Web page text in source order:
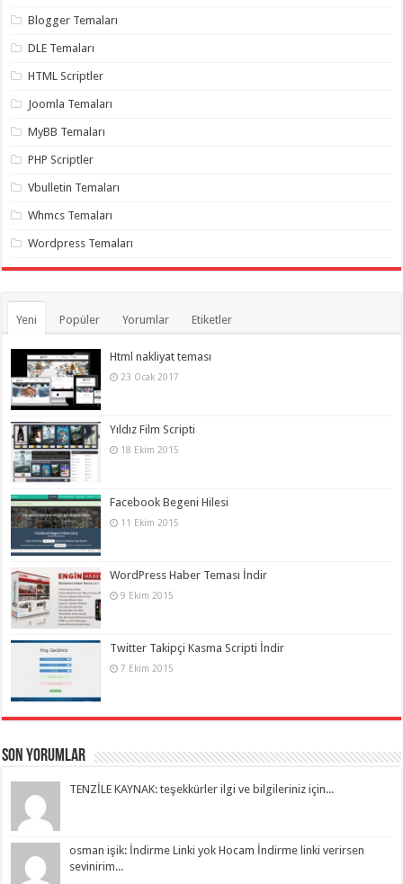
evden
taşımacılık,
gaziantep
organizasyon
gaziantep
organizasyon,
gaziantep
organizasyon
gaziantep
gaziantep
gaziantep
gaziantep
twitter
hilesi,
takipçi
hilesi
instagram
hilesi,
Blogger Temaları
DLE Temaları
HTML Scriptler
Joomla Temaları
MyBB Temaları
PHP Scriptler
Vbulletin Temaları
Whmcs Temaları
Wordpress Temaları
Yeni Popüler Yorumlar Etiketler
Html nakliyat teması
23 Ocak 2017
Yıldız Film Scripti
18 Ekim 2015
Facebook Begeni Hilesi
11 Ekim 2015
WordPress Haber Teması İndir
9 Ekim 2015
Twitter Takipçi Kasma Scripti İndir
7 Ekim 2015
Son Yorumlar
TENZİLE KAYNAK: teşekkürler ilgi ve bilgileriniz için...
osman işik: İndirme Linki yok Hocam İndirme linki verirsen
sevinirim...